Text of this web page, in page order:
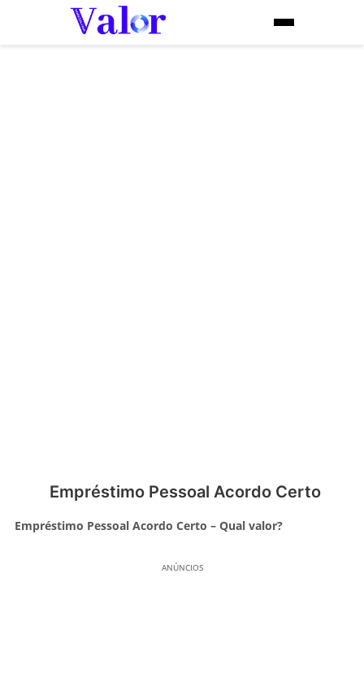
Empréstimo Pessoal Acordo Certo
Empréstimo Pessoal Acordo Certo – Qual valor?
ANÚNCIOS